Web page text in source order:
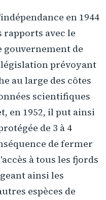
en 1944
rapports avec le
gouvernement de
prévoyant
au large des côtes
scientifiques
en 1952, il put ainsi
de 3 à 4
de fermer
à tous les fjords
ainsi les
espèces de